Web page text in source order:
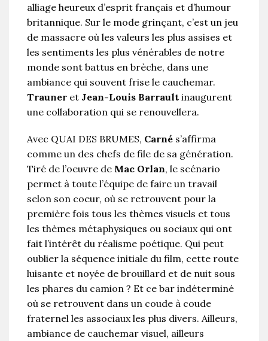
alliage heureux d’esprit français et d’humour
britannique. Sur le mode grinçant, c’est un jeu
de massacre où les valeurs les plus assises et
les sentiments les plus vénérables de notre
monde sont battus en brèche, dans une
ambiance qui souvent frise le cauchemar.
Trauner et Jean-Louis Barrault inaugurent
une collaboration qui se renouvellera.
Avec QUAI DES BRUMES, Carné s’affirma
comme un des chefs de file de sa génération.
Tiré de l’oeuvre de Mac Orlan, le scénario
permet à toute l’équipe de faire un travail
selon son coeur, où se retrouvent pour la
première fois tous les thèmes visuels et tous
les thèmes métaphysiques ou sociaux qui ont
fait l’intérêt du réalisme poétique. Qui peut
oublier la séquence initiale du film, cette route
luisante et noyée de brouillard et de nuit sous
les phares du camion ? Et ce bar indéterminé
où se retrouvent dans un coude à coude
fraternel les associaux les plus divers. Ailleurs,
ambiance de cauchemar visuel, ailleurs